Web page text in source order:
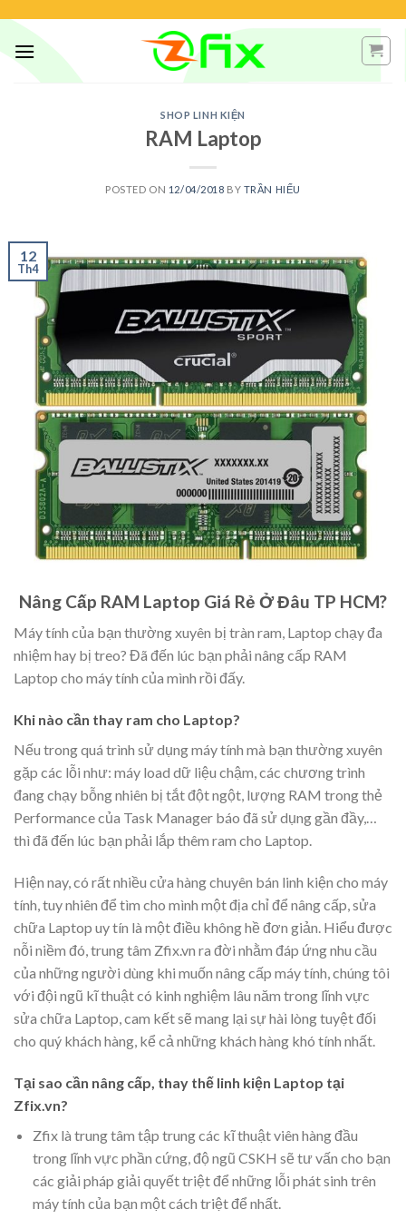
content
SHOP LINH KIỆN
RAM Laptop
POSTED ON 12/04/2018 BY TRẦN HIẾU
12
Th4
Nâng Cấp RAM Laptop Giá Rẻ Ở Đâu TP HCM?
Máy tính của bạn thường xuyên bị tràn ram, Laptop chạy đa
nhiệm hay bị treo? Đã đến lúc bạn phải nâng cấp RAM
Laptop cho máy tính của mình rồi đấy.
Khi nào cần thay ram cho Laptop?
Nếu trong quá trình sử dụng máy tính mà bạn thường xuyên
gặp các lỗi như: máy load dữ liệu chậm, các chương trình
đang chạy bỗng nhiên bị tắt đột ngột, lượng RAM trong thẻ
Performance của Task Manager báo đã sử dụng gần đầy,…
thì đã đến lúc bạn phải lắp thêm ram cho Laptop.
Hiện nay, có rất nhiều cửa hàng chuyên bán linh kiện cho máy
tính, tuy nhiên để tìm cho mình một địa chỉ để nâng cấp, sửa
chữa Laptop uy tín là một điều không hề đơn giản. Hiểu được
nỗi niềm đó, trung tâm Zfix.vn ra đời nhằm đáp ứng nhu cầu
của những người dùng khi muốn nâng cấp máy tính, chúng tôi
với đội ngũ kĩ thuật có kinh nghiệm lâu năm trong lĩnh vực
sửa chữa Laptop, cam kết sẽ mang lại sự hài lòng tuyệt đối
cho quý khách hàng, kể cả những khách hàng khó tính nhất.
Tại sao cần nâng cấp, thay thế linh kiện Laptop tại
Zfix.vn?
Zfix là trung tâm tập trung các kĩ thuật viên hàng đầu
trong lĩnh vực phần cứng, độ ngũ CSKH sẽ tư vấn cho bạn
các giải pháp giải quyết triệt để những lỗi phát sinh trên
máy tính của bạn một cách triệt để nhất.